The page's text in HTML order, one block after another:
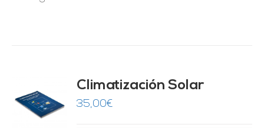
Climatización Solar
35,00€